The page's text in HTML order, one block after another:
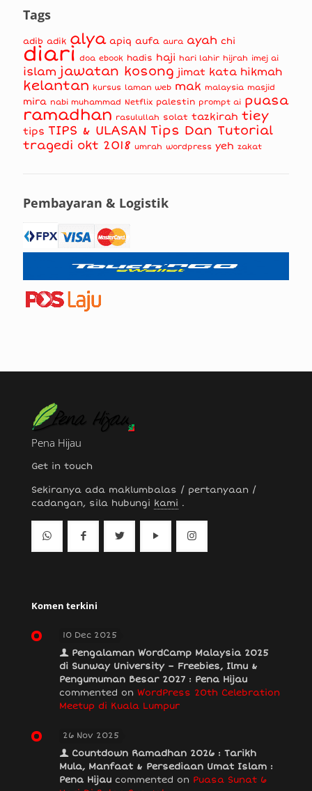
Tags
adib adik alya apiq aufa aura ayah chi
diari doa ebook hadis haji hari lahir hijrah imej ai
islam jawatan kosong jimat kata hikmah
kelantan kursus laman web mak malaysia masjid
mira nabi muhammad Netflix palestin prompt ai puasa
ramadhan rasulullah solat tazkirah tiey
tips TIPS & ULASAN Tips Dan Tutorial
tragedi okt 2018 umrah wordpress yeh zakat
Pembayaran & Logistik
Pena Hijau
Get in touch
Sekiranya ada maklumbalas / pertanyaan /
cadangan, sila hubungi kami .
Komen terkini
10 Dec 2025
Pengalaman WordCamp Malaysia 2025
di Sunway University – Freebies, Ilmu &
Pengumuman Besar 2027 : Pena Hijau
commented on WordPress 20th Celebration
Meetup di Kuala Lumpur
26 Nov 2025
Countdown Ramadhan 2026 : Tarikh
Mula, Manfaat & Persediaan Umat Islam :
Pena Hijau commented on Puasa Sunat 6